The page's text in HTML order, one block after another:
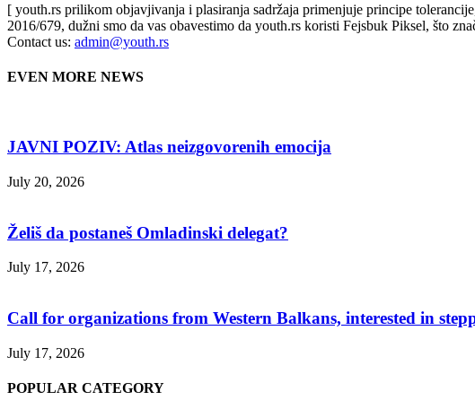
[ youth.rs prilikom objavjivanja i plasiranja sadržaja primenjuje principe
2016/679, dužni smo da vas obavestimo da youth.rs koristi Fejsbuk Piksel, što
Contact us: admin@youth.rs
EVEN MORE NEWS
JAVNI POZIV: Atlas neizgovorenih emocija
July 20, 2026
Želiš da postaneš Omladinski delegat?
July 17, 2026
Call for organizations from Western Balkans, interested in
July 17, 2026
POPULAR CATEGORY